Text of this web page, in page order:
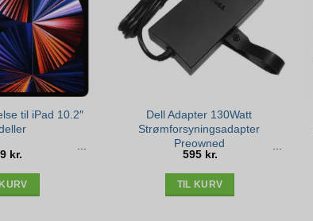
til iPad 10.2″
kr.
Dell Adapter 130Watt
Strømforsyningsadapter
Preowned
595 kr.
TIL KURV